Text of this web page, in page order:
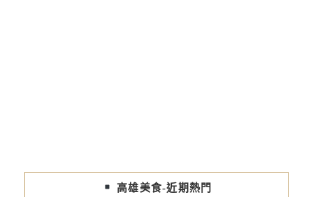
高雄美食-近期熱門